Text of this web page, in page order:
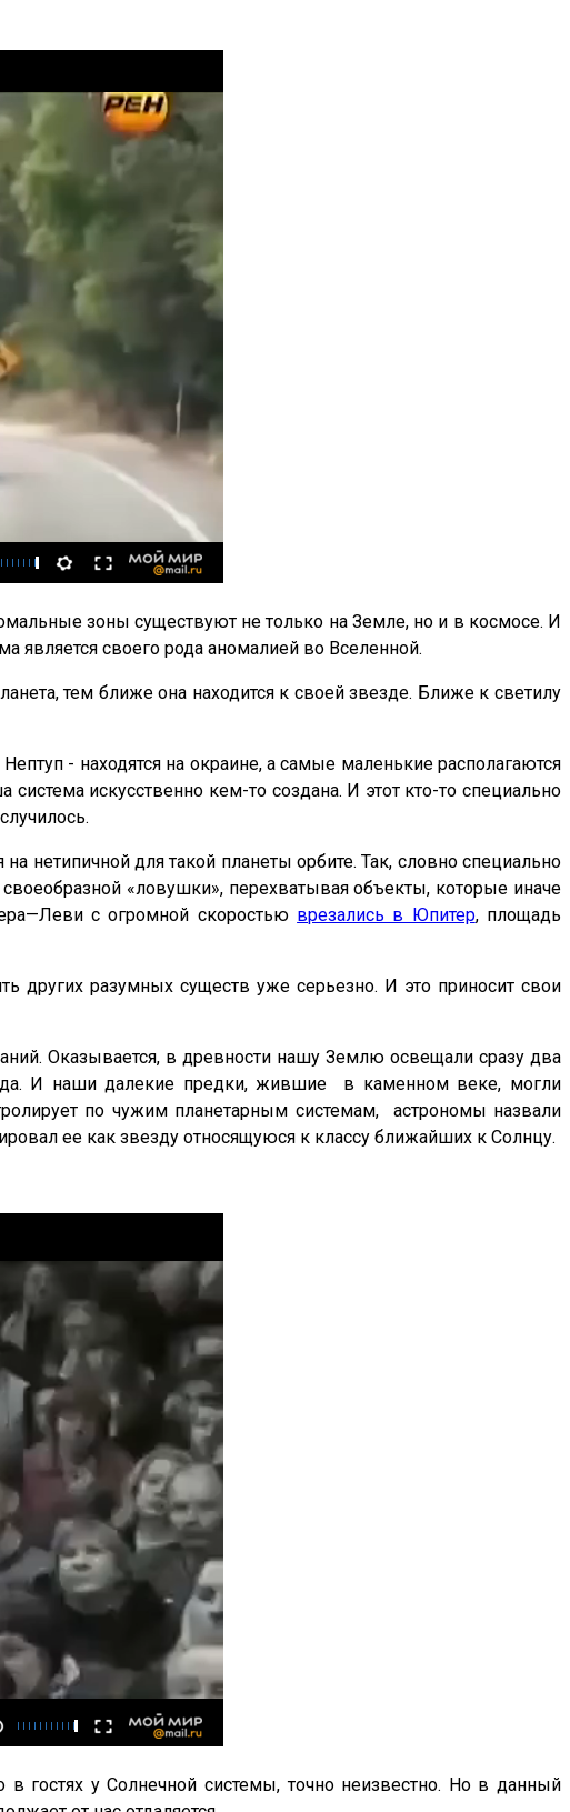
зоны существуют не только на Земле, но и в космосе. И
является своего рода аномалией во Вселенной.
тем ближе она находится к своей звезде. Ближе к светилу
- находятся на окраине, а самые маленькие располагаются
искусственно кем-то создана. И этот кто-то специально
нетипичной для такой планеты орбите. Так, словно специально
«ловушки», перехватывая объекты, которые иначе
с огромной скоростью врезались в Юпитер, площадь
других разумных существ уже серьезно. И это приносит свои
Оказывается, в древности нашу Землю освещали сразу два
И наши далекие предки, жившие в каменном веке, могли
по чужим планетарным системам, астрономы назвали
ее как звезду относящуюся к классу ближайших к Солнцу.
гостях у Солнечной системы, точно неизвестно. Но в данный